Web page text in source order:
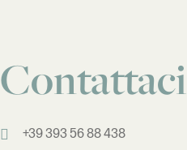
Contattaci
+39 393 56 88 438